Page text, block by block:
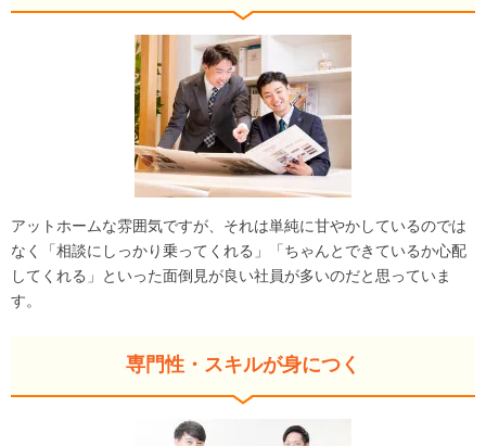
アットホームな雰囲気ですが、それは単純に甘やかしているのでは
なく「相談にしっかり乗ってくれる」「ちゃんとできているか心配
してくれる」といった面倒見が良い社員が多いのだと思っていま
す。
専門性・スキルが身につく